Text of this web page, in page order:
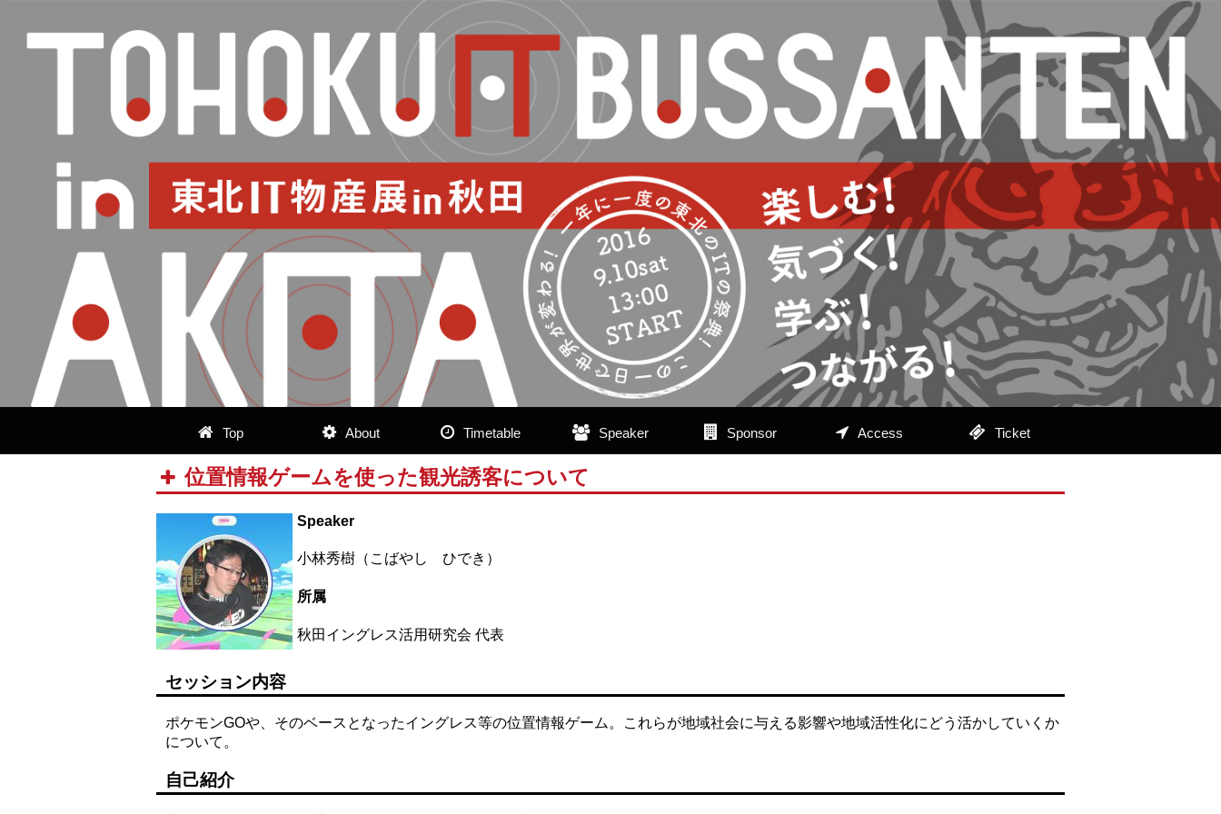
Top About Timetable Speaker Sponsor Access Ticket
位置情報ゲームを使った観光誘客について
Speaker
小林秀樹（こばやし ひでき）
所属
秋田イングレス活用研究会 代表
セッション内容
ポケモンGOや、そのベースとなったイングレス等の位置情報ゲーム。これらが地域社会に与える影響や地域活性化にどう活かしていくか
について。
自己紹介